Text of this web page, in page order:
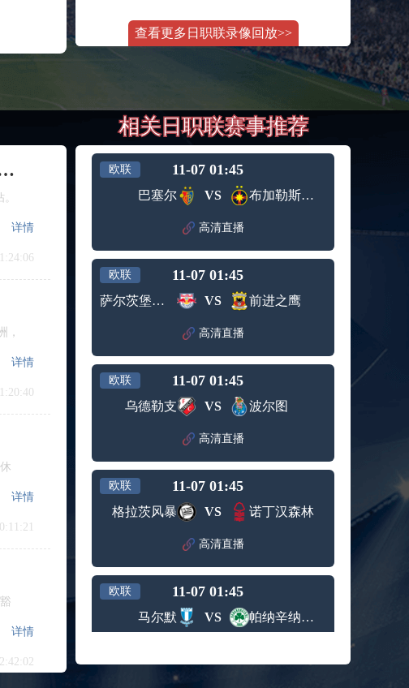
赛女单
第3轮
斯维托丽娜vs萨巴伦卡 全场录像回放
2024年5
月14日
WTA罗
马公开
纳波利塔诺vs贾里 全场录像回放
男单第3
轮
标签： 2024年5
月11日
WTA1000
罗马大
师赛第3
轮
WTT沙特大满贯女单半决赛 陈梦vs早田希娜 全场录像回放
标签： 2024年5
月11日
WTT沙
贯女单
蒙泰罗vs凯茨曼诺维奇 全场录像回放
大师赛
轮
纳尔迪vs鲁内 全场录像回放
标签： 2024年5
月12日
ATP罗马
大师赛
男单第2
轮
萨卡里vs加里宁娜 全场录像回放
标签： 2024年5
WTA罗
马大师
赛女单
第3轮
吉隆vs卢布列夫 全场录像回放
月12日
ATP罗马
大师赛
轮
兹维列夫vs达德尔里 全场录像回放
标签： 2024年5
月13日
ATP罗马
大师赛
男单第3
轮
阿纳尔迪vs贾里 全场录像回放
ATP罗马
大师赛
男单第2
轮
标签： 2024年5
WTA罗
马大师
赛女单
第3轮
托尔莫vs奥斯塔彭科 全场录像回放
标签： 2024年5
WTA罗
赛女单
斯诺克元老斯诺克世锦赛半决赛 伊戈尔-费格雷多vs德拉戈 全场录像回放
标签：
月12日
元老斯
诺克世
锦赛半
决赛
穆纳尔vs诺里 全场录像回放
月12日
ATP罗马
大师赛
男单第2
MSI季中冠军赛胜者组 BLG vs T1 全场录像回放
月12日
冠军赛
KPL春季赛季后赛败者组决赛 重庆狼队 vs 苏州KSG 全场录像回放
查看更多日职联录像回放>>
巴主场迎战浦和红钻，残阵对决看点十足
详情
，
详情
详情
详情
相关日职联赛事推荐
欧联 11-07 01:45
巴塞尔 VS 布加勒斯特星
高清直播
欧联 11-07 01:45
萨尔茨堡红牛 VS 前进之鹰
高清直播
欧联 11-07 01:45
乌德勒支 VS 波尔图
高清直播
欧联 11-07 01:45
格拉茨风暴 VS 诺丁汉森林
高清直播
欧联 11-07 01:45
马尔默 VS 帕纳辛纳科斯